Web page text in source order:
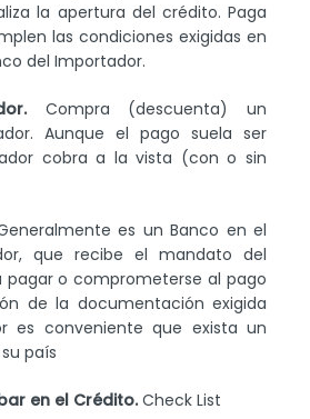
la apertura del crédito. Paga
las condiciones exigidas en
del Importador.
Compra (descuenta) un
Aunque el pago suela ser
cobra a la vista (con o sin
es un Banco en el
que recibe el mandato del
pagar o comprometerse al pago
de la documentación exigida
es conveniente que exista un
país
en el Crédito.Check List